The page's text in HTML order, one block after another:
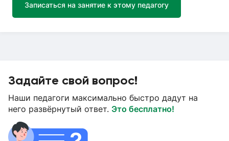
Записаться на занятие к этому педагогу
Задайте свой вопрос!
Наши педагоги максимально быстро дадут на
него развёрнутый ответ. Это бесплатно!